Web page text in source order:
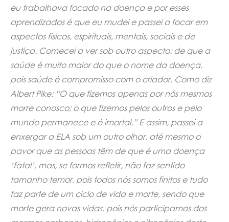
eu trabalhava focado na doença e por esses
aprendizados é que eu mudei e passei a focar em
aspectos físicos, espirituais, mentais, sociais e de
justiça. Comecei a ver sob outro aspecto: de que a
saúde é muito maior do que o nome da doença,
pois saúde é compromisso com o criador. Como diz
Albert Pike: “O que fizemos apenas por nós mesmos
morre conosco; o que fizemos pelos outros e pelo
mundo permanece e é imortal.” E assim, passei a
enxergar a ELA sob um outro olhar, até mesmo o
pavor que as pessoas têm de que é uma doença
‘fatal’, mas, se formos refletir, não faz sentido
tamanho temor, pois todos nós somos finitos e tudo
faz parte de um ciclo de vida e morte, sendo que
morte gera novas vidas, pois nós participamos dos